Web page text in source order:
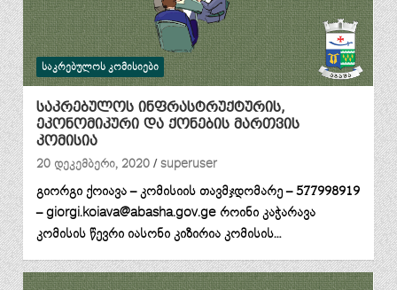
ᲡᲐᲙᲠᲔᲑᲣᲚᲝᲡ ᲙᲝᲛᲘᲡᲘᲔᲑᲘ
საკრებულოს ინფრასტრუქტურის,
ეკონომიკური და ქონების მართვის
კომისია
20 დეკემბერი, 2020
superuser
გიორგი ქოიავა – კომისიის თავმჯდომარე – 577998919
– giorgi.koiava@abasha.gov.ge როინი კაჭარავა
კომისის წევრი იასონი კიზირია კომისის…